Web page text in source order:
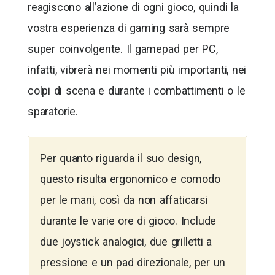
reagiscono all’azione di ogni gioco, quindi la
vostra esperienza di gaming sarà sempre
super coinvolgente. Il gamepad per PC,
infatti, vibrerà nei momenti più importanti, nei
colpi di scena e durante i combattimenti o le
sparatorie.
Per quanto riguarda il suo design,
questo risulta ergonomico e comodo
per le mani, così da non affaticarsi
durante le varie ore di gioco. Include
due joystick analogici, due grilletti a
pressione e un pad direzionale, per un